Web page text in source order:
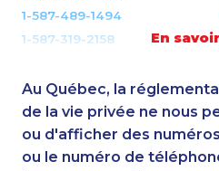
En
1-587-489-1494
1-587-319-2158
1-778-401-7124
1-587-319-2124
1-587-319-2223
1-587-318-0136
Au Québec, la
de la vie privée ne nous
ou d'afficher des
ou le numéro de